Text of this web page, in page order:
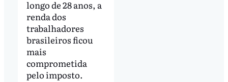
longo de 28 anos, a
renda dos
trabalhadores
brasileiros ficou
mais
comprometida
pelo imposto.